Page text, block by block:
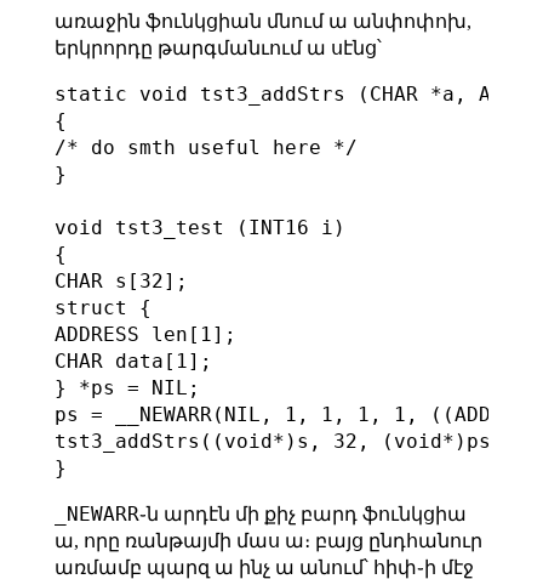
առաջին ֆունկցիան մնում ա անփոփոխ,
երկրորդը թարգմանւում ա սէնց՝
static void tst3_addStrs (CHAR *a,
{
/* do smth useful here */
}
void tst3_test (INT16 i)
{
CHAR s[32];
struct {
ADDRESS len[1];
CHAR data[1];
} *ps = NIL;
ps = __NEWARR(NIL, 1, 1, 1, 1,
tst3_addStrs((void*)s, 32, (void*)ps-
_NEWARR֊ն արդէն մի քիչ բարդ ֆունկցիա
ա, որը ռանթայմի մաս ա։ բայց ընդհանուր
առմամբ պարզ ա ինչ ա անում՝ հիփ֊ի մէջ